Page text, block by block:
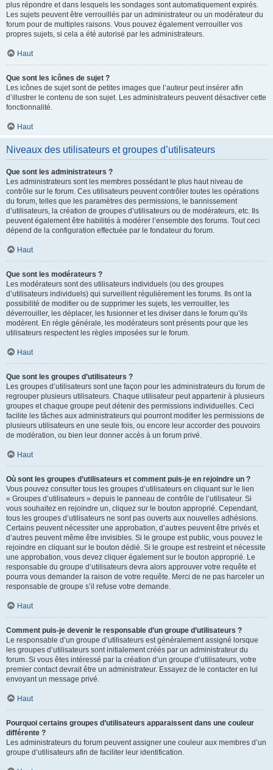
plus répondre et dans lesquels les sondages sont automatiquement expirés.
Les sujets peuvent être verrouillés par un administrateur ou un modérateur du
forum pour de multiples raisons. Vous pouvez également verrouiller vos
propres sujets, si cela a été autorisé par les administrateurs.
Haut
Que sont les icônes de sujet ?
Les icônes de sujet sont de petites images que l’auteur peut insérer afin
d’illustrer le contenu de son sujet. Les administrateurs peuvent désactiver cette
fonctionnalité.
Haut
Niveaux des utilisateurs et groupes d’utilisateurs
Que sont les administrateurs ?
Les administrateurs sont les membres possédant le plus haut niveau de
contrôle sur le forum. Ces utilisateurs peuvent contrôler toutes les opérations
du forum, telles que les paramètres des permissions, le bannissement
d’utilisateurs, la création de groupes d’utilisateurs ou de modérateurs, etc. Ils
peuvent également être habilités à modérer l’ensemble des forums. Tout ceci
dépend de la configuration effectuée par le fondateur du forum.
Haut
Que sont les modérateurs ?
Les modérateurs sont des utilisateurs individuels (ou des groupes
d’utilisateurs individuels) qui surveillent régulièrement les forums. Ils ont la
possibilité de modifier ou de supprimer les sujets, les verrouiller, les
déverrouiller, les déplacer, les fusionner et les diviser dans le forum qu’ils
modèrent. En règle générale, les modérateurs sont présents pour que les
utilisateurs respectent les règles imposées sur le forum.
Haut
Que sont les groupes d’utilisateurs ?
Les groupes d’utilisateurs sont une façon pour les administrateurs du forum de
regrouper plusieurs utilisateurs. Chaque utilisateur peut appartenir à plusieurs
groupes et chaque groupe peut détenir des permissions individuelles. Ceci
facilite les tâches aux administrateurs qui pourront modifier les permissions de
plusieurs utilisateurs en une seule fois, ou encore leur accorder des pouvoirs
de modération, ou bien leur donner accès à un forum privé.
Haut
Où sont les groupes d’utilisateurs et comment puis-je en rejoindre un ?
Vous pouvez consulter tous les groupes d’utilisateurs en cliquant sur le lien
« Groupes d’utilisateurs » depuis le panneau de contrôle de l’utilisateur. Si
vous souhaitez en rejoindre un, cliquez sur le bouton approprié. Cependant,
tous les groupes d’utilisateurs ne sont pas ouverts aux nouvelles adhésions.
Certains peuvent nécessiter une approbation, d’autres peuvent être privés et
d’autres peuvent même être invisibles. Si le groupe est public, vous pouvez le
rejoindre en cliquant sur le bouton dédié. Si le groupe est restreint et nécessite
une approbation, vous devez cliquer également sur le bouton approprié. Le
responsable du groupe d’utilisateurs devra alors approuver votre requête et
pourra vous demander la raison de votre requête. Merci de ne pas harceler un
responsable de groupe s’il refuse votre demande.
Haut
Comment puis-je devenir le responsable d’un groupe d’utilisateurs ?
Le responsable d’un groupe d’utilisateurs est généralement assigné lorsque
les groupes d’utilisateurs sont initialement créés par un administrateur du
forum. Si vous êtes intéressé par la création d’un groupe d’utilisateurs, votre
premier contact devrait être un administrateur. Essayez de le contacter en lui
envoyant un message privé.
Haut
Pourquoi certains groupes d’utilisateurs apparaissent dans une couleur
différente ?
Les administrateurs du forum peuvent assigner une couleur aux membres d’un
groupe d’utilisateurs afin de faciliter leur identification.